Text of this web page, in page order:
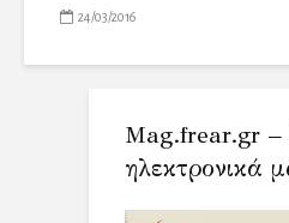
24/03/2016
Mag.frear.gr
ηλεκτρονικά